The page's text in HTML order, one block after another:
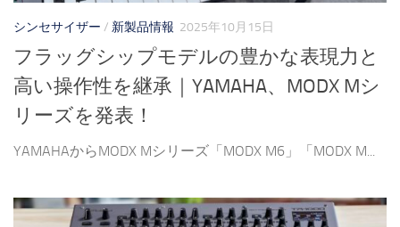
シンセサイザー / 新製品情報 2025年10月15日
フラッグシップモデルの豊かな表現力と
高い操作性を継承｜YAMAHA、MODX Mシ
リーズを発表！
YAMAHAからMODX Mシリーズ「MODX M6」「MODX M...